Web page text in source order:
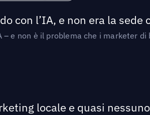
con l’IA, e non era la sede
e non è il problema che i marketer
locale e quasi